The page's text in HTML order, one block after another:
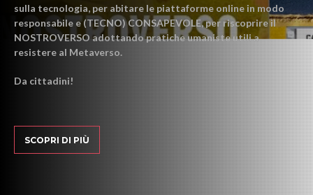
sulla tecnologia, per abitare le piattaforme online in modo
responsabile e (TECNO) CONSAPEVOLE, per riscoprire il
NOSTROVERSO adottando pratiche umaniste utili a
resistere al Metaverso.
Da cittadini!
SCOPRI DI PIÙ